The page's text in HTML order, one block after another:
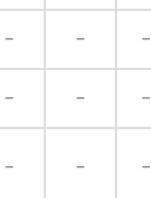
– – –
– – –
– – –